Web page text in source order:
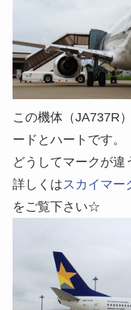
この機体（JA737R
ードとハートです。
どうしてマークが
詳しくはスカイマー
をご覧下さい☆